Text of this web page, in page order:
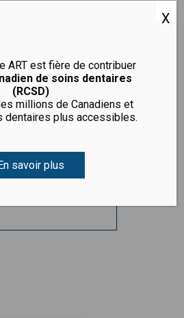
what you’re looking for. Perhaps
vous cherchez !
ART est fière de contribuer
de soins dentaires
(RCSD)
millions de Canadiens et
dentaires plus accessibles.
savoir plus
X